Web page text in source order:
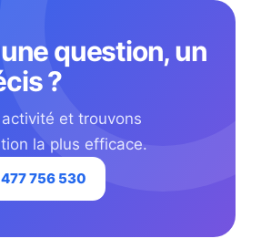
question, un
?
et trouvons
la plus efficace.
756 530